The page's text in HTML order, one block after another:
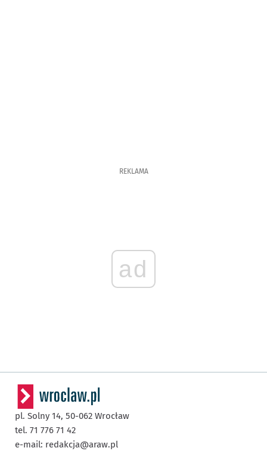
REKLAMA
ad
pl. Solny 14, 50-062 Wrocław
tel. 71 776 71 42
e-mail: redakcja@araw.pl